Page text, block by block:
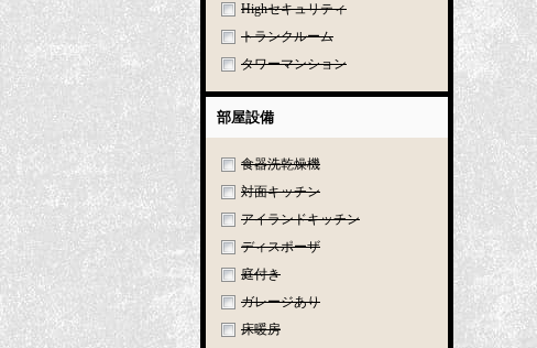
Highセキュリティ
トランクルーム
タワーマンション
部屋設備
食器洗乾燥機
対面キッチン
アイランドキッチン
ディスポーザ
庭付き
ガレージあり
床暖房